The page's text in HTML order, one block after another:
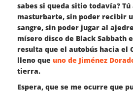
sabes si queda sitio todavía? Tú
masturbarte, sin poder recibir
sangre, sin poder jugar al
mísero disco de Black Sabbath
resulta que el autobús hacia el
lleno que uno de Jiménez
tierra.
Espera, que se me ocurre que